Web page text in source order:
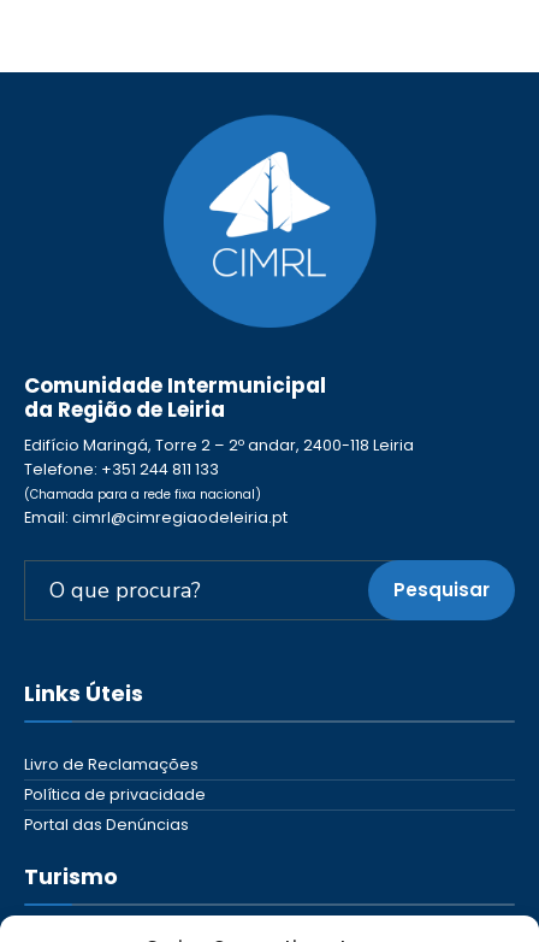
Comunidade Intermunicipal
da Região de Leiria
Edifício Maringá, Torre 2 – 2º andar, 2400-118 Leiria
Telefone: +351 244 811 133
(Chamada para a rede fixa nacional)
Email: cimrl@cimregiaodeleiria.pt
Pesquisar
Links Úteis
Livro de Reclamações
Política de privacidade
Portal das Denúncias
Turismo